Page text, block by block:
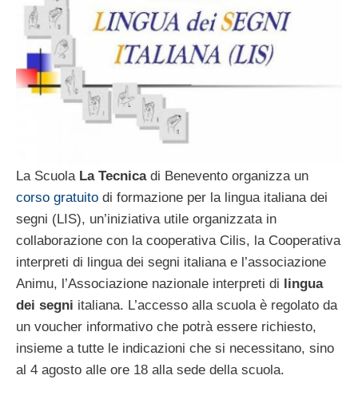
La Scuola La Tecnicadi Benevento organizza un
corso gratuito di formazione per la lingua italiana dei
segni (LIS), un’iniziativa utile organizzata in
collaborazione con la cooperativa Cilis, la Cooperativa
interpreti di lingua dei segni italiana e l’associazione
Animu, l’Associazione nazionale interpreti di
lingua
dei segni italiana. L’accesso alla scuola è regolato da
un voucher informativo che potrà essere richiesto,
insieme a tutte le indicazioni che si necessitano, sino
al 4 agosto alle ore 18 alla sede della scuola.